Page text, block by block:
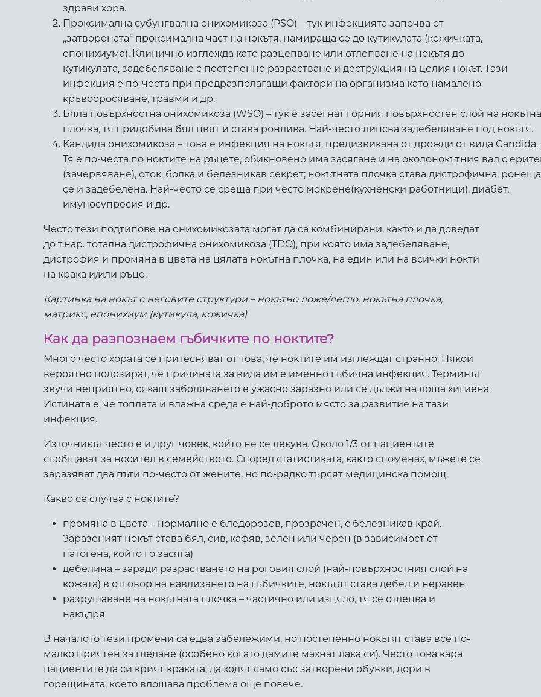
здрави хора.
Проксимална субунгвална онихомикоза (PSO) – тук инфекцията започва от
„затворената“ проксимална част на нокътя, намираща се до кутикулата (кожичката,
епонихиума). Клинично изглежда като разцепване или отлепване на нокътя до
кутикулата, задебеляване с постепенно разрастване и деструкция на целия нокът. Тази
инфекция е по-честа при предразполагащи фактори на организма като намалено
кръвооросяване, травми и др.
Бяла повърхностна онихомикоза (WSO) – тук е засегнат горния повърхностен слой на
плочка, тя придобива бял цвят и става ронлива. Най-често липсва задебеляване под нокътя.
Кандида онихомикоза – това е инфекция на нокътя, предизвикана от дрожди от вида Candida.
Тя е по-честа по ноктите на ръцете, обикновено има засягане и на околонокътния вал с
(зачервяване), оток, болка и белезникав секрет; нокътната плочка става дистрофична, ронеща
се и задебелена. Най-често се среща при често мокрене(кухненски работници), диабет,
имуносупресия и др.
Често тези подтипове на онихомикозата могат да са комбинирани, както и да доведат
до т.нар. тотална дистрофична онихомикоза (TDO), при която има задебеляване,
дистрофия и промяна в цвета на цялата нокътна плочка, на един или на всички нокти
на крака и/или ръце.
Картинка на нокът с неговите структури – нокътно ложе/легло, нокътна плочка,
матрикс, епонихиум (кутикула, кожичка)
Как да разпознаем гъбичките по ноктите?
Много често хората се притесняват от това, че ноктите им изглеждат странно. Някои
вероятно подозират, че причината за вида им е именно гъбична инфекция. Терминът
звучи неприятно, сякаш заболяването е ужасно заразно или се дължи на лоша хигиена.
Истината е, че топлата и влажна среда е най-доброто място за развитие на тази
инфекция.
Източникът често е и друг човек, който не се лекува. Около 1/3 от пациентите
съобщават за носител в семейството. Според статистиката, както споменах, мъжете се
заразяват два пъти по-често от жените, но по-рядко търсят медицинска помощ.
Какво се случва с ноктите?
промяна в цвета – нормално е бледорозов, прозрачен, с белезникав край.
Заразеният нокът става бял, сив, кафяв, зелен или черен (в зависимост от
патогена, който го засяга)
дебелина – заради разрастването на роговия слой (най-повърхностния слой на
кожата) в отговор на навлизането на гъбичките, нокътят става дебел и неравен
разрушаване на нокътната плочка – частично или изцяло, тя се отлепва и
накъдря
В началото тези промени са едва забележими, но постепенно нокътят става все по-
малко приятен за гледане (особено когато дамите махнат лака си). Често това кара
пациентите да си крият краката, да ходят само със затворени обувки, дори в
горещината, което влошава проблема още повече.